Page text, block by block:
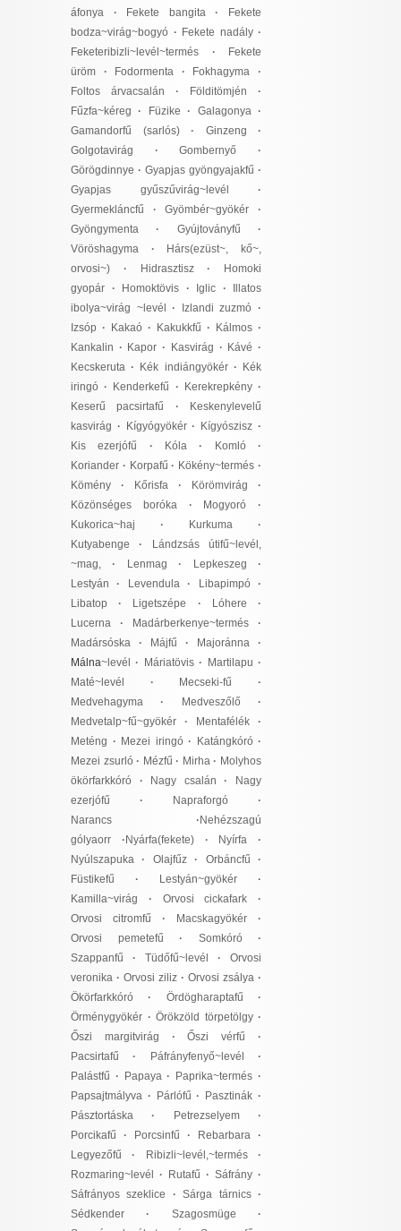
áfonya · Fekete bangita·
Fekete
bodza~virág~bogyó · Fekete nadály·
Feketeribizli~levél~termés · Fekete
üröm · Fodormenta · Fokhagyma ·
Foltos árvacsalán · Földitömjén ·
Fűzfa~kéreg · Füzike · Galagonya·
Gamandorfű (sarlós)· Ginzeng ·
Golgotavirág · Gombernyő ·
Görögdinnye · Gyapjas gyöngyajakfű ·
Gyapjas gyűszűvirág~levél
·
Gyermekláncfű · Gyömbér~gyökér ·
Gyöngymenta · Gyújtoványfű ·
Vöröshagyma · Hárs(ezüst~, kő~,
orvosi~) · Hidrasztisz· Homoki
gyopár · Homoktövis · Iglic · Illatos
ibolya~virág ~levél
· Izlandi zuzmó ·
Izsóp · Kakaó · Kakukkfű · Kálmos ·
Kankalin · Kapor · Kasvirág · Kávé ·
Kecskeruta · Kék indiángyökér· Kék
iringó · Kenderkefű · Kerekrepkény·
Keserű pacsirtafű · Keskenylevelű
kasvirág · Kígyógyökér· Kígyószisz ·
Kis ezerjófű · Kóla · Komló ·
Koriander · Korpafű · Kökény~termés ·
Kömény · Kőrisfa · Körömvirág ·
Közönséges boróka· Mogyoró ·
Kukorica~haj · Kurkuma ·
Kutyabenge · Lándzsás útifű~levél,
~mag, · Lenmag · Lepkeszeg ·
Lestyán · Levendula· Libapimpó·
Libatop · Ligetszépe · Lóhere ·
Lucerna · Madárberkenye~termés ·
Madársóska · Májfű · Majoránna ·
Málna~levél · Máriatövis· Martilapu ·
Maté~levél
· Mecseki-fű ·
Medvehagyma · Medveszőlő ·
Medvetalp~fű~gyökér · Mentafélék ·
Meténg · Mezei iringó · Katángkóró ·
Mezei zsurló · Mézfű · Mirha· Molyhos
ökörfarkkóró · Nagy csalán ·
Nagy
ezerjófű · Napraforgó ·
Narancs · Nehézszagú
gólyaorr · Nyárfa(fekete)· Nyírfa ·
Nyúlszapuka · Olajfűz· Orbáncfű ·
Füstikefű · Lestyán~gyökér ·
Kamilla~virág · Orvosi cickafark ·
Orvosi citromfű · Macskagyökér ·
Orvosi pemetefű · Somkóró ·
Szappanfű · Tüdőfű~levél · Orvosi
veronika · Orvosi ziliz · Orvosi zsálya ·
Ökörfarkkóró · Ördögharaptafű ·
Örménygyökér · Örökzöld törpetölgy·
Őszi margitvirág · Őszi vérfű ·
Pacsirtafű · Páfrányfenyő~levél
·
Palástfű · Papaya· Paprika~termés ·
Papsajtmályva · Párlófű · Pasztinák ·
Pásztortáska · Petrezselyem·
Porcikafű · Porcsinfű · Rebarbara ·
Legyezőfű · Ribizli~levél,~termés·
Rozmaring~levél
· Rutafű · Sáfrány ·
Sáfrányos szeklice
· Sárga tárnics·
Sédkender · Szagosmüge ·